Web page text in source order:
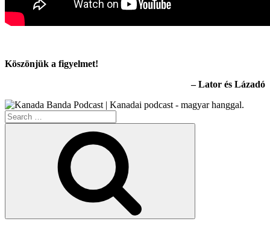
Köszönjük a figyelmet!
– Lator és Lázadó
Search
for: